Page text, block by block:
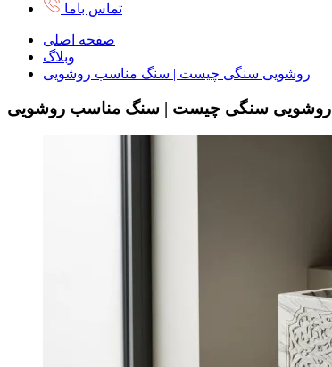
تماس باما
صفحه اصلی
وبلاگ
روشویی سنگی چیست | سنگ مناسب روشویی
روشویی سنگی چیست | سنگ مناسب روشویی